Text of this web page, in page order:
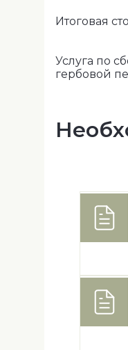
Итоговая
Услуга по
гербовой